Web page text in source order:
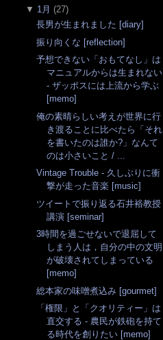
▼ 1月 (27)
長男が生まれました [diary]
振り向くな [reflection]
予想できない「おもてなし」は
マニュアルからは生まれない
- ザッポスには上流から学ぶ
[memo]
俺の素晴らしい考えが世界に行
き渡ることに比べたら「それ
を書いたのは誰か?」なんて
のは小さいこと / ...
Vintage Trouble - 久しぶりに衝
撃が走った音楽 [music]
ツイートで振り返る石井裕教授
講演 [seminar]
3時間を過ごせないで退屈して
しまう人は，自分の中の文明
が破壊されてしまっている
[memo]
総本家の味噌煮込み [gourmet]
「権限」と「クオリティー」は
直交する - 農民が鉄砲を持て
る時代を創りたい [memo]